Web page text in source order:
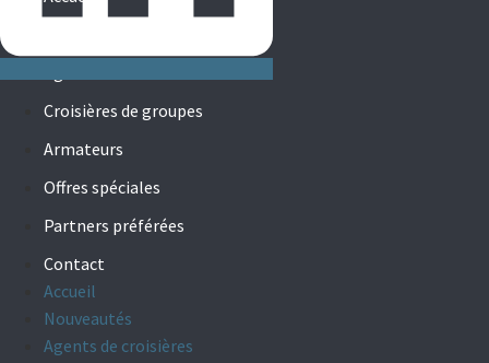
Croisières de groupes
Armateurs
Offres spéciales
Partners préférées
Contact
Accueil
Nouveautés
Agents de croisières